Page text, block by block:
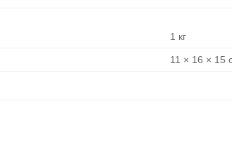
1 кг
11 × 16 × 15